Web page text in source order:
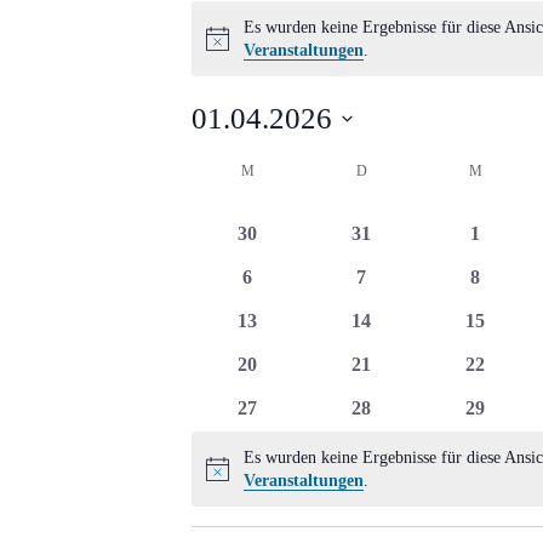
Hinweis
Es wurden keine Ergebnisse für diese
Veranstaltungen.
01.04.2026
Kalender
von
Veranstaltungen
M DDIENSTAG M
0
30
0
31
0
1
0
6
0
7
0
8
0
13
0
14
0
15
0
20
0
21
0
22
0
27
0
28
0
29
Hinweis
Es wurden keine Ergebnisse für diese
Veranstaltungen.